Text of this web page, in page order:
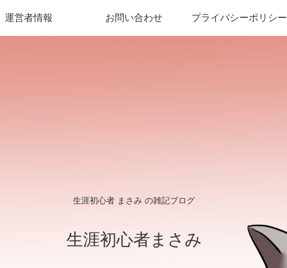
生涯初心者 まさみ の雑記ブログ
生涯初心者まさみ
運営者情報 お問い合わせ プライバシーポリシー